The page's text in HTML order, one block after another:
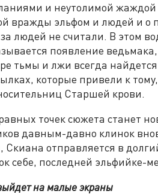
и неутолимой жаждой
вражды эльфом и людей и о
людей не считали. В этом
появление
тьмы и лжи всегда
которые привели к
Старшей крови.
точек сюжета станет
давным-давно клинок
Скиана отправляется в
себе, последней эльфийке-
на малые экраны